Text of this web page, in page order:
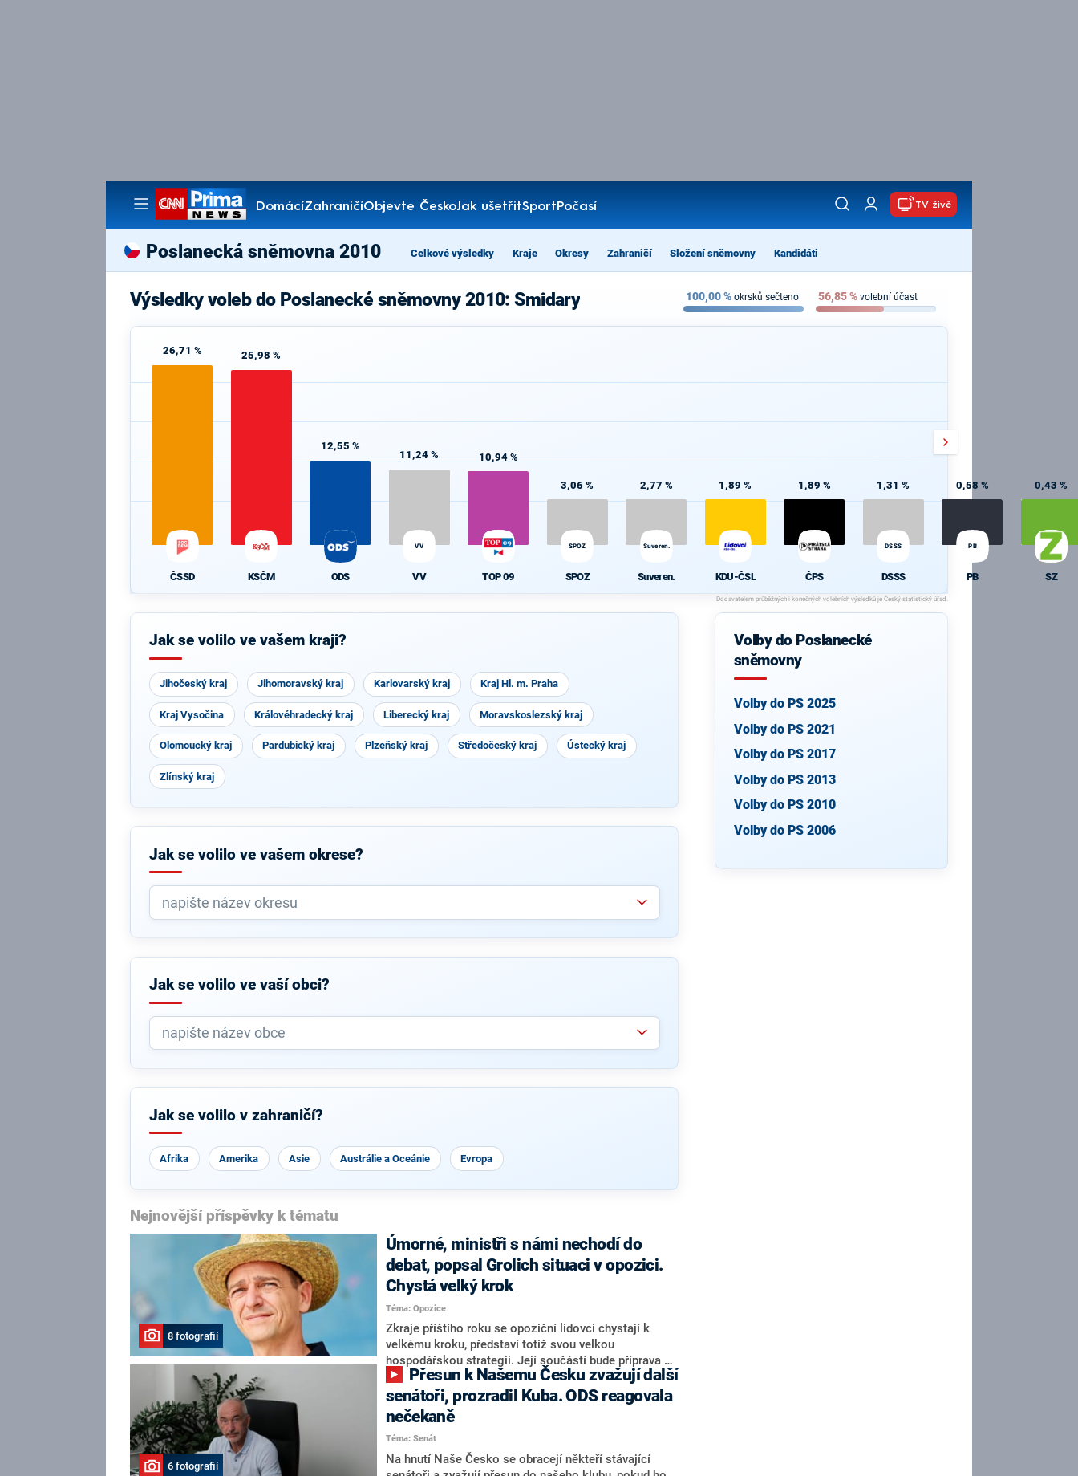
DomácíZahraničíObjevte ČeskoJak ušetřitSportPočasí
Pořady
TV živě
Poslanecká sněmovna 2010 Celkové výsledky Kraje Okresy Zahraničí Složení sněmovny Kandidáti
Výsledky voleb do Poslanecké sněmovny 2010: Smidary 100,00% okrsků sečteno 56,85% volební účast
26,71 %
ČSSD
25,98 %
KSČM
12,55 %
ODS
11,24 %
VV
VV
10,94 %
TOP 09
3,06 %
SPOZ
SPOZ
2,77 %
Suveren.
Suveren.
1,89 %
KDU-ČSL
1,89 %
ČPS
1,31 %
DSSS
DSSS
0,58 %
PB
PB
0,43 %
SZ
Jak se volilo ve vašem kraji?
Jihočeský kraj Jihomoravský kraj Karlovarský kraj Kraj Hl. m. Praha
Kraj Vysočina Královéhradecký kraj Liberecký kraj Moravskoslezský kraj
Olomoucký kraj Pardubický kraj Plzeňský kraj Středočeský kraj Ústecký kraj
Zlínský kraj
Jak se volilo ve vašem okrese?
Jak se volilo ve vaší obci?
Jak se volilo v zahraničí?
Afrika Amerika Asie Austrálie a Oceánie Evropa
Nejnovější příspěvky k tématu
8 fotografií
Úmorné, ministři s námi nechodí do
debat, popsal Grolich situaci v opozici.
Chystá velký krok
Téma: Opozice
Zkraje příštího roku se opoziční lidovci chystají k
velkému kroku, představí totiž svou velkou
hospodářskou strategii. Její součástí bude příprava na
stárnutí populace, řekl ve středu na setkání s novináři
nový předseda lidovců Jan Grolich. Ten zároveň v
senátních volbách kandiduje ve Vyškově. Popsal i
aktivitu opozice, o níž vládní strany nebo političtí
komentátoři mluví jako o slabé a v defenzivě. „Je to
úmorná práce upozorňovat na chyby vlády. Ministři s
námi navíc nechodí do debat. Chceme ale ukazovat
6 fotografií
senátoři, prozradil Kuba. ODS reagovala
nečekaně
Téma: Senát
Na hnutí Naše Česko se obracejí někteří stávající
Volby do Poslanecké
sněmovny
Volby do PS 2025
Volby do PS 2021
Volby do PS 2017
Volby do PS 2013
Volby do PS 2010
Volby do PS 2006